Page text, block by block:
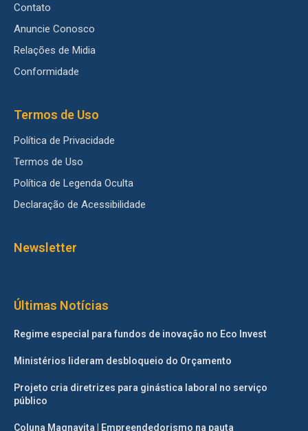
Contato
Anuncie Conosco
Relações de Midia
Conformidade
Termos de Uso
Política de Privacidade
Termos de Uso
Política de Legenda Oculta
Declaração de Acessibilidade
Newsletter
Últimas Notícias
Regime especial para fundos de inovação no Eco Invest
Ministérios lideram desbloqueio do Orçamento
Projeto cria diretrizes para ginástica laboral no serviço
público
Coluna Magnavita | Empreendedorismo na pauta